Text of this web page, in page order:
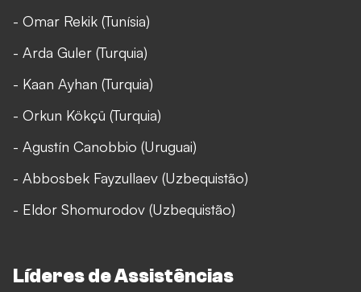
- Omar Rekik (Tunísia)
- Arda Guler (Turquia)
- Kaan Ayhan (Turquia)
- Orkun Kökçü (Turquia)
- Agustín Canobbio (Uruguai)
- Abbosbek Fayzullaev (Uzbequistão)
- Eldor Shomurodov (Uzbequistão)
Líderes de Assistências